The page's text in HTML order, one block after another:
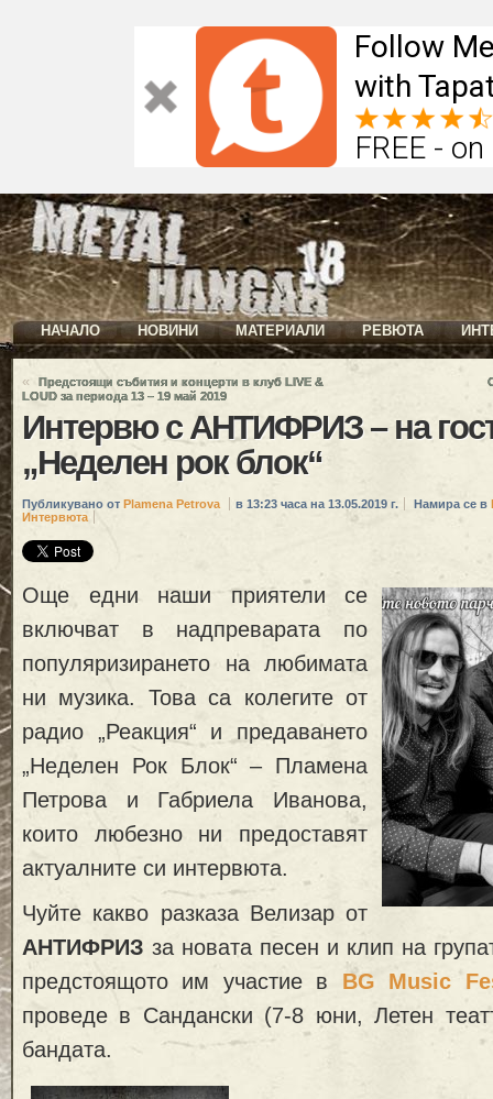
Follow
with
FREE -
НАЧАЛО НОВИНИ МАТЕРИАЛИ РЕВЮТА
«
Предстоящи събития и концерти в клуб LIVE &
LOUD за периода 13 – 19 май 2019
Интервю с АНТИФРИЗ – на
„Неделен рок блок“
Публикувано от Plamena Petrova в 13:23 часа на 13.05.2019 г. Намира се в
Интервюта
Още едни наши приятели се
включват в надпреварата по
популяризирането на любимата
ни музика. Това са колегите от
радио „Реакция“ и предаването
„Неделен Рок Блок“ – Пламена
Петрова и Габриела Иванова,
които любезно ни предоставят
актуалните си интервюта.
Чуйте какво разказа Велизар от
АНТИФРИЗ за новата песен и клип на
предстоящото им участие в BG Music
проведе в Сандански (7-8 юни, Летен
бандата.